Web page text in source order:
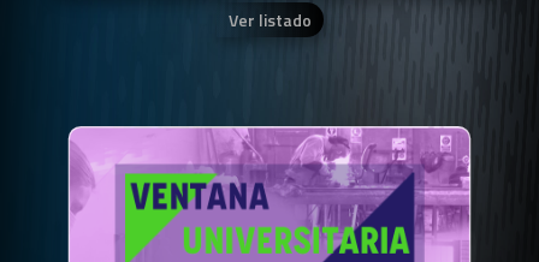
Ver listado